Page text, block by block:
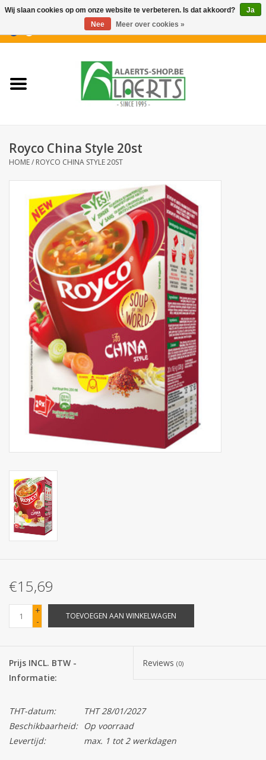
Nieuwigheden
Koffiekoekjes
Dranken
Aperitiefkoekjes
Botanicals
Snoeppot-Snoep
Kassarollen
Cleaning-producten
Verpakking
Kantoorbenodigdheden
Corona
Sinterklaassnoep
Carnavalssnoep
Merken
Royco China Style 20st
HOME/ ROYCO CHINA STYLE 20ST
€15,69
+
-
TOEVOEGEN AAN WINKELWAGEN
Prijs INCL. BTW -
Informatie:
Reviews (0)
THT-datum:
THT 28/01/2027
Beschikbaarheid:
Op voorraad
Levertijd:
max. 1 tot 2 werkdagen
Wij slaan cookies op om onze website te verbeteren. Is dat akkoord?
Ja
Nee
Meer over cookies »